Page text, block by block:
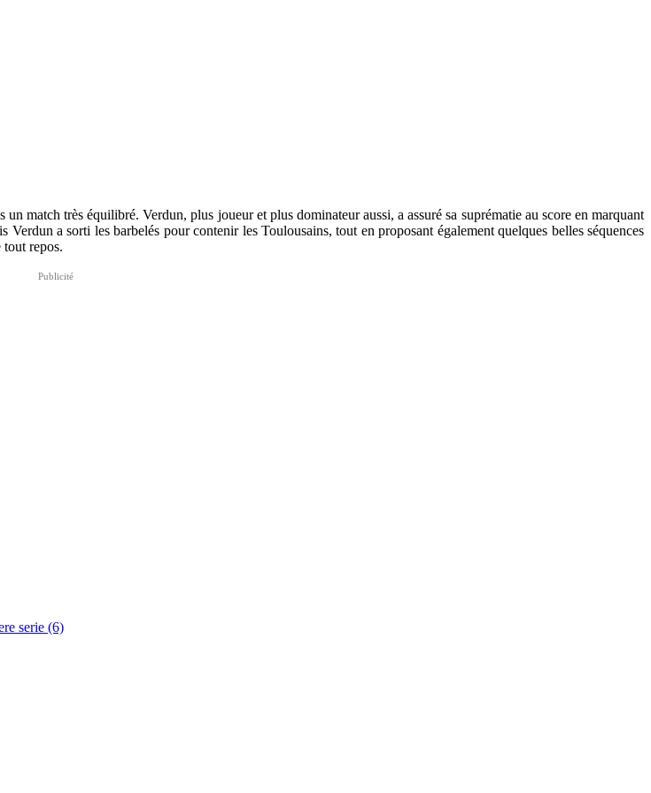
un match très équilibré. Verdun, plus joueur et plus dominateur aussi, a assuré sa suprématie au score en marquant
a sorti les barbelés pour contenir les Toulousains, tout en proposant également quelques belles séquences
repos.